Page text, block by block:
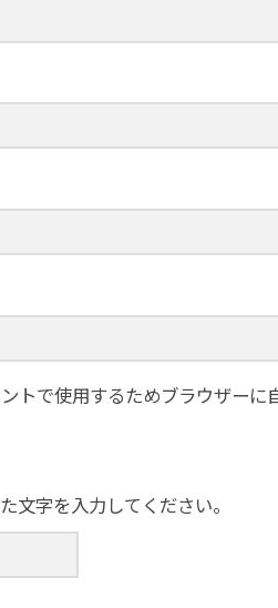
トで使用するためブラウザーに
文字を入力してください。